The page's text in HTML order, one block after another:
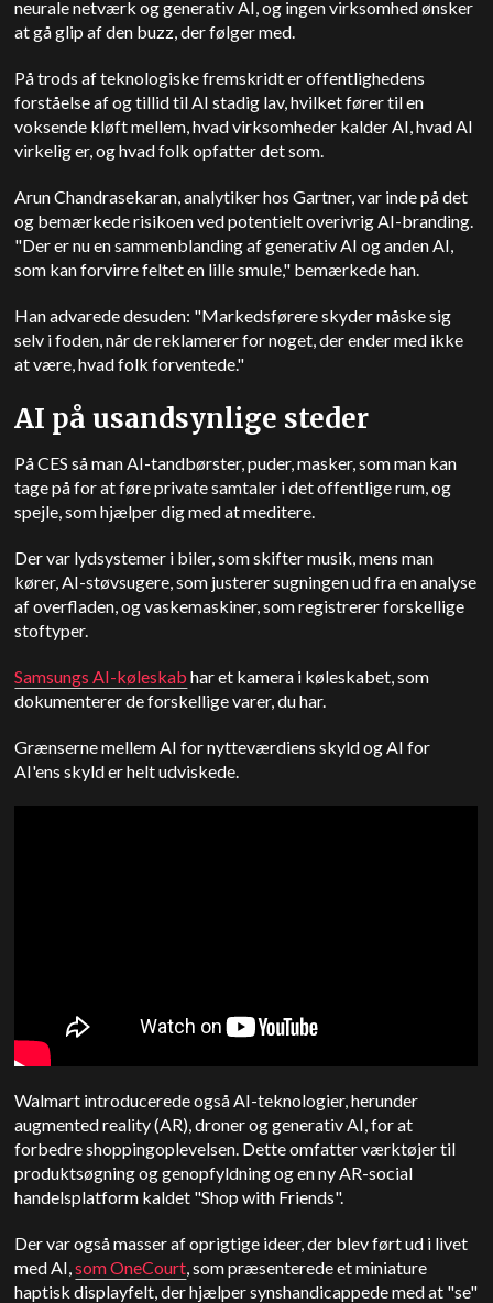
neurale netværk og generativ AI, og ingen virksomhed ønsker
at gå glip af den buzz, der følger med.
På trods af teknologiske fremskridt er offentlighedens
forståelse af og tillid til AI stadig lav, hvilket fører til en
voksende kløft mellem, hvad virksomheder kalder AI, hvad AI
virkelig er, og hvad folk opfatter det som.
Arun Chandrasekaran, analytiker hos Gartner, var inde på det
og bemærkede risikoen ved potentielt overivrig AI-branding.
"Der er nu en sammenblanding af generativ AI og anden AI,
som kan forvirre feltet en lille smule," bemærkede han.
Han advarede desuden: "Markedsførere skyder måske sig
selv i foden, når de reklamerer for noget, der ender med ikke
at være, hvad folk forventede."
AI på usandsynlige steder
På CES så man AI-tandbørster, puder, masker, som man kan
tage på for at føre private samtaler i det offentlige rum, og
spejle, som hjælper dig med at meditere.
Der var lydsystemer i biler, som skifter musik, mens man
kører, AI-støvsugere, som justerer sugningen ud fra en analyse
af overfladen, og vaskemaskiner, som registrerer forskellige
stoftyper.
Samsungs AI-køleskab har et kamera i køleskabet, som
dokumenterer de forskellige varer, du har.
Grænserne mellem AI for nytteværdiens skyld og AI for
AI'ens skyld er helt udviskede.
Walmart introducerede også AI-teknologier, herunder
augmented reality (AR), droner og generativ AI, for at
forbedre shoppingoplevelsen. Dette omfatter værktøjer til
produktsøgning og genopfyldning og en ny AR-social
handelsplatform kaldet "Shop with Friends".
Der var også masser af oprigtige ideer, der blev ført ud i livet
med AI,som OneCourt, som præsenterede et miniature
haptisk displayfelt, der hjælper synshandicappede med at "se"